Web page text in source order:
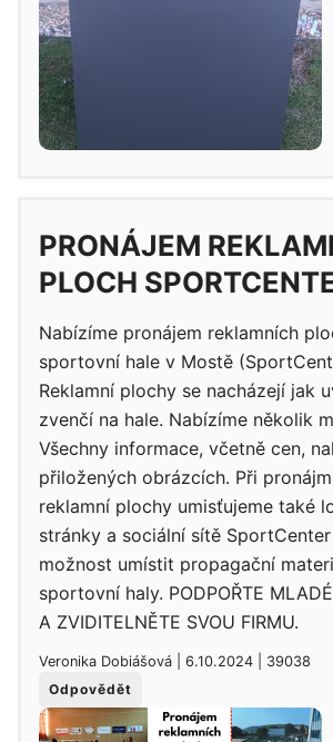
PRONÁJEM
PLOCH
Nabízíme pronájem reklamních
sportovní hale v Mostě
Reklamní plochy se nacházejí jak
zvenčí na hale. Nabízíme několik
Všechny informace, včetně cen,
přiložených obrázcích. Při
reklamní plochy umisťujeme také
stránky a sociální sítě
možnost umístit propagační
sportovní haly. PODPOŘTE MLADÉ
A ZVIDITELNĚTE SVOU FIRMU.
Veronika Dobiášová | 6.10.2024 | 39038
Odpovědět